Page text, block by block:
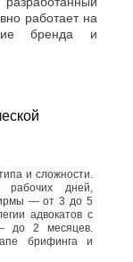
работает на
бренда и
и сложности.
рабочих дней,
— от 3 до 5
адвокатов с
до 2 месяцев.
брифинга и